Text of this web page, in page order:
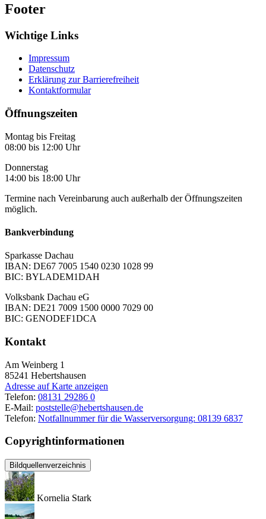
Footer
Wichtige Links
Impressum
Datenschutz
Erklärung zur Barrierefreiheit
Kontaktformular
Öffnungszeiten
Montag bis Freitag
08:00 bis 12:00 Uhr
Donnerstag
14:00 bis 18:00 Uhr
Termine nach Vereinbarung auch außerhalb der Öffnungszeiten
möglich.
Bankverbindung
Sparkasse Dachau
IBAN: DE67 7005 1540 0230 1028 99
BIC: BYLADEM1DAH
Volksbank Dachau eG
IBAN: DE21 7009 1500 0000 7029 00
BIC: GENODEF1DCA
Kontakt
Am Weinberg 1
85241 Hebertshausen
Adresse auf Karte anzeigen
Telefon: 08131 29286 0
E-Mail: poststelle@hebertshausen.de
Telefon: Notfallnummer für die Wasserversorgung: 08139 6837
Copyrightinformationen
Bildquellenverzeichnis
Kornelia Stark